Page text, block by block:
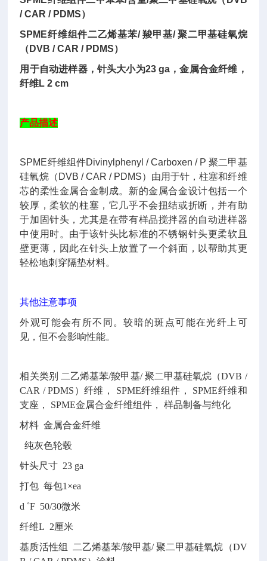
/ CAR / PDMS）
SPME纤维组件二乙烯基苯/ 羧甲基/ 聚二甲基硅氧烷
（DVB / CAR / PDMS）
用于自动进样器，针头大小为23 ga，金属合金纤维，
纤维L 2 cm
产品描述
SPME纤维组件Divinylphenyl / Carboxen / P 聚二甲基
硅氧烷（DVB / CAR / PDMS）由用于针，柱塞和纤维
芯的柔性金属合金制成。新的金属合金设计包括一个
较厚，柔软的柱塞，它几乎不会扭结或折断，并有助
于加固针头，尤其是在带有样品搅拌器的自动进样器
中使用时。由于该针头比标准的不锈钢针头更柔软且
壁更薄，因此在针头上放置了一个斜面，以帮助其更
轻松地刺穿隔垫材料。
其他注意事项
外观可能会有所不同。较暗的斑点可能在光纤上可
见，但不会影响性能。
相关类别 二乙烯基苯/羧甲基/ 聚二甲基硅氧烷（DVB /
CAR / PDMS）纤维， SPME纤维组件， SPME纤维和
支座， SPME金属合金纤维组件， 样品制备与纯化
材料 金属合金纤维
纯灰色轮毂
针头尺寸 23 ga
打包 每包1×ea
d ˚F 50/30微米
纤维L 2厘米
基质活性组 二乙烯基苯/羧甲基/ 聚二甲基硅氧烷（DV